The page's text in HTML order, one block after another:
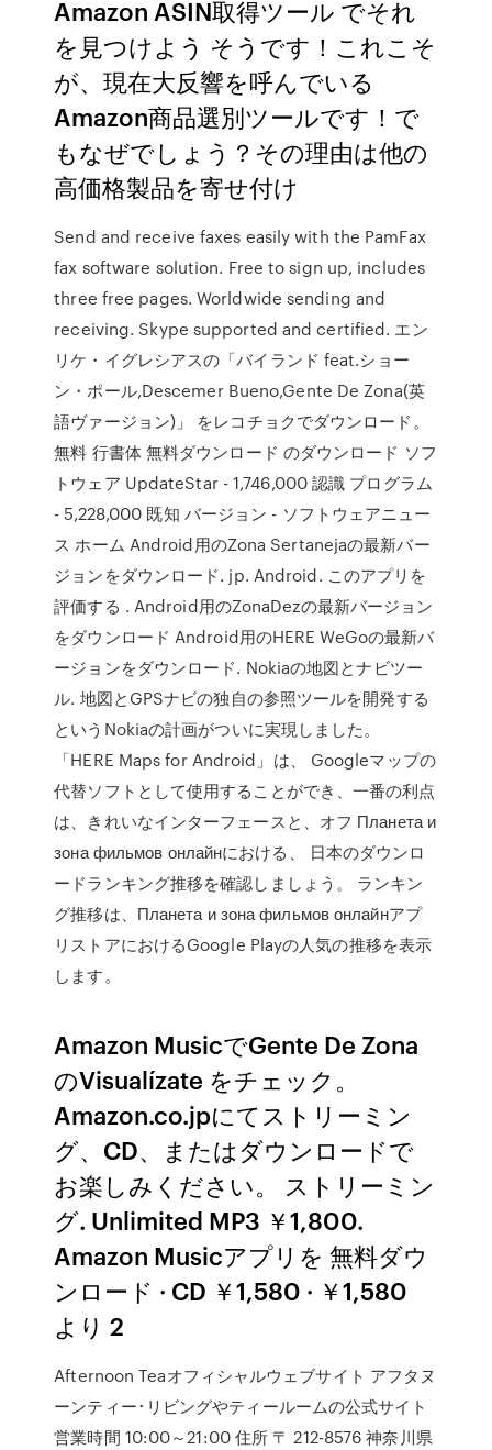
Amazon ASIN取得ツール でそれ
を見つけよう そうです！これこそ
が、現在大反響を呼んでいる
Amazon商品選別ツールです！で
もなぜでしょう？その理由は他の
高価格製品を寄せ付け
Send and receive faxes easily with the PamFax
fax software solution. Free to sign up, includes
three free pages. Worldwide sending and
receiving. Skype supported and certified. エン
リケ・イグレシアスの「バイランド feat.ショー
ン・ポール,Descemer Bueno,Gente De Zona(英
語ヴァージョン)」 をレコチョクでダウンロード。
無料 行書体 無料ダウンロード のダウンロード ソフ
トウェア UpdateStar - 1,746,000 認識 プログラム
- 5,228,000 既知 バージョン - ソフトウェアニュー
ス ホーム Android用のZona Sertanejaの最新バー
ジョンをダウンロード. jp. Android. このアプリを
評価する . Android用のZonaDezの最新バージョン
をダウンロード Android用のHERE WeGoの最新バ
ージョンをダウンロード. Nokiaの地図とナビツー
ル. 地図とGPSナビの独自の参照ツールを開発する
というNokiaの計画がついに実現しました。
「HERE Maps for Android」は、 Googleマップの
代替ソフトとして使用することができ、一番の利点
は、きれいなインターフェースと、オフ Планета и
зона фильмов онлайнにおける、 日本のダウンロ
ードランキング推移を確認しましょう。 ランキン
グ推移は、Планета и зона фильмов онлайнアプ
リストアにおけるGoogle Playの人気の推移を表示
します。
Amazon MusicでGente De Zona
のVisualízate をチェック。
Amazon.co.jpにてストリーミン
グ、CD、またはダウンロードで
お楽しみください。 ストリーミン
グ. Unlimited MP3 ￥1,800.
Amazon Musicアプリを 無料ダウ
ンロード · CD ￥1,580 · ￥1,580
より 2
Afternoon Teaオフィシャルウェブサイト アフタヌ
ーンティー･リビングやティールームの公式サイト
営業時間 10:00～21:00 住所 〒 212-8576 神奈川県